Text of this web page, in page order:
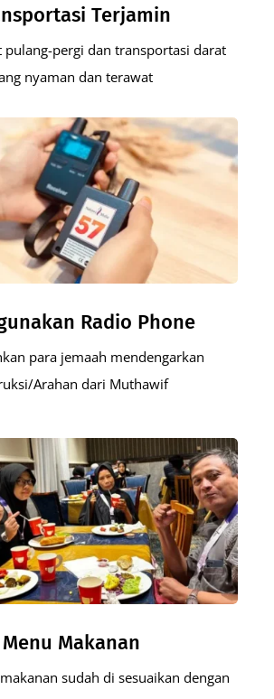
Terjamin
pulang-pergi dan transportasi darat
nyaman dan terawat
Radio Phone
para jemaah mendengarkan
Arahan dari Muthawif
Menu Makanan
sudah di sesuaikan dengan